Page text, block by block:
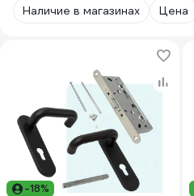
Наличие в магазинах Цена
-18%